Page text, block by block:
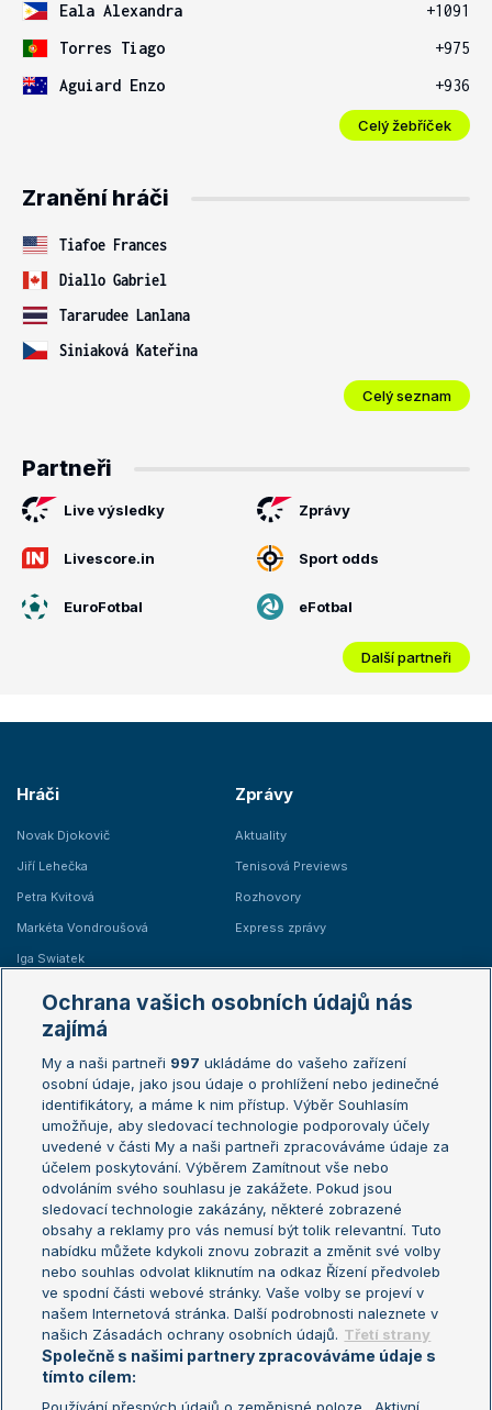
Eala Alexandra
+1091
Torres Tiago
+975
Aguiard Enzo
+936
Celý žebříček
Zranění hráči
Tiafoe Frances
Diallo Gabriel
Tararudee Lanlana
Siniaková Kateřina
Celý seznam
Partneři
Live výsledky Zprávy
Livescore.in Sport odds
EuroFotbal eFotbal
Další partneři
Hráči
Novak Djokovič
Jiří Lehečka
Petra Kvitová
Markéta Vondroušová
Iga Swiatek
Zprávy
Aktuality
Tenisová Previews
Rozhovory
Express zprávy
Žebříčky
Žebříček ATP (muži)
Žebříček WTA (ženy)
Sázkařský žebříček
Australian Open
French Open
Wimbledon
US Open
Turnaj mistrů
Turnaj mistryň
Aktualní trendy
Fotbalové přestupy
Livesport Daily
LS Prague Open
Ochrana vašich osobních údajů nás
zajímá
My a naši partneři 997 ukládáme do vašeho zařízení
osobní údaje, jako jsou údaje o prohlížení nebo jedinečné
identifikátory, a máme k nim přístup. Výběr Souhlasím
umožňuje, aby sledovací technologie podporovaly účely
uvedené v části My a naši partneři zpracováváme údaje za
účelem poskytování. Výběrem Zamítnout vše nebo
odvoláním svého souhlasu je zakážete. Pokud jsou
sledovací technologie zakázány, některé zobrazené
obsahy a reklamy pro vás nemusí být tolik relevantní. Tuto
nabídku můžete kdykoli znovu zobrazit a změnit své volby
nebo souhlas odvolat kliknutím na odkaz Řízení předvoleb
ve spodní části webové stránky. Vaše volby se projeví v
našem Internetová stránka. Další podrobnosti naleznete v
našich Zásadách ochrany osobních údajů. Třetí strany
Společně s našimi partnery zpracováváme údaje s
tímto cílem: